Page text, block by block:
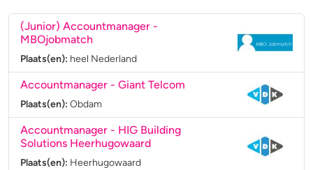
(Junior) Accountmanager -
MBOjobmatch
Plaats(en): heel Nederland
Accountmanager - Giant Telcom
Plaats(en): Obdam
Accountmanager - HIG Building
Solutions Heerhugowaard
Plaats(en): Heerhugowaard